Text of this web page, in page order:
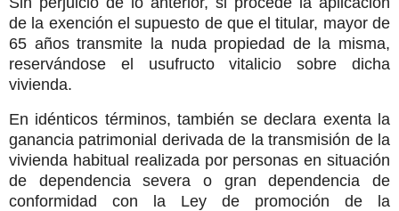
de la exención el supuesto de que el titular, mayor de
65 años transmite la nuda propiedad de la misma,
reservándose el usufructo vitalicio sobre dicha
vivienda.
En idénticos términos, también se declara exenta la
ganancia patrimonial derivada de la transmisión de la
vivienda habitual realizada por personas en situación
de dependencia severa o gran dependencia de
conformidad con la Ley de promoción de la